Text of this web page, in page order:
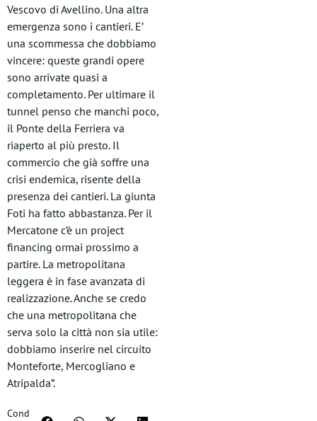
Vescovo di Avellino. Una altra
emergenza sono i cantieri. E’
una scommessa che dobbiamo
vincere: queste grandi opere
sono arrivate quasi a
completamento. Per ultimare il
tunnel penso che manchi poco,
il Ponte della Ferriera va
riaperto al più presto. Il
commercio che già soffre una
crisi endemica, risente della
presenza dei cantieri. La giunta
Foti ha fatto abbastanza. Per il
Mercatone c’è un project
financing ormai prossimo a
partire. La metropolitana
leggera è in fase avanzata di
realizzazione. Anche se credo
che una metropolitana che
serva solo la città non sia utile:
dobbiamo inserire nel circuito
Monteforte, Mercogliano e
Atripalda”.
Cond